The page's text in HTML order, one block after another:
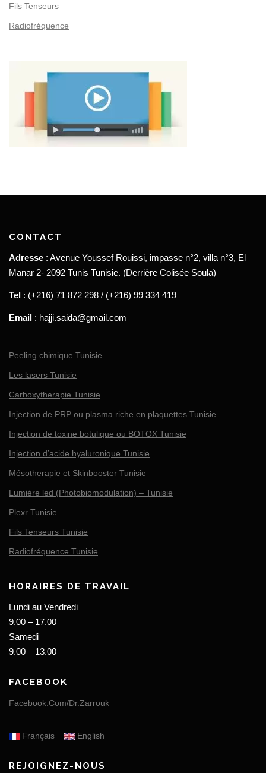
Fils Tenseurs
Radiofréquence
CONTACT
Adresse : Avenue Youssef Rouissi, impasse n°2, villa n°3, El
Manar 2- 2092 Tunis Tunisie. (Derrière Colisée Soula)
Tel : (+216) 71 872 298 / (+216) 99 334 419
Email : hajji.saida@gmail.com
Peeling chimique Tunisie
Les lasers Tunisie
Carboxytherapie Tunisie
Injection de PRP ou plasma riche en plaquettes Tunisie
Injection de toxine botulique ou BOTOX Tunisie
Injection d’acide hyaluronique Tunisie
Mésotherapie et Skinbooster Tunisie
Lumière led (Photobiomodulation) – Tunisie
Plexr Tunisie
Fils Tenseurs Tunisie
Radiofréquence Tunisie
HORAIRES DE TRAVAIL
Lundi au Vendredi
9.00 – 17.00
Samedi
9.00 – 13.00
FACEBOOK
Facebook.Com/Dr.Zarrouk
Français – English
REJOIGNEZ-NOUS